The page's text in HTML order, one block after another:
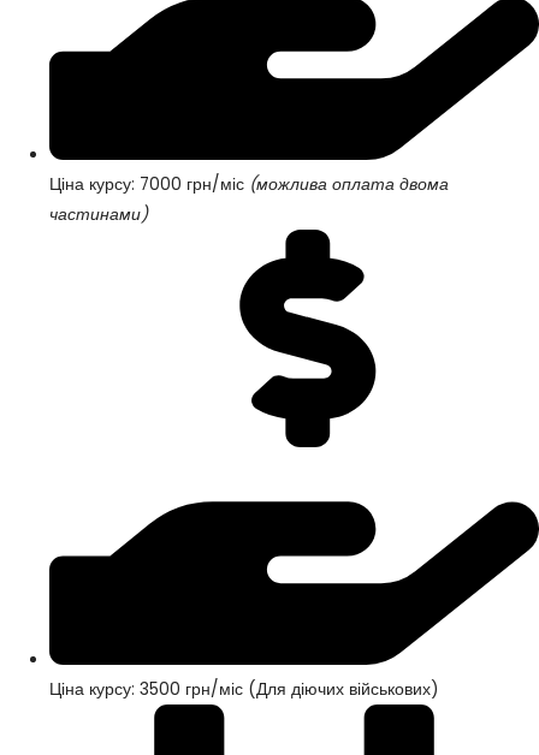
Ціна курсу: 7000 грн/міс (можлива оплата двома
частинами)
Ціна курсу: 3500 грн/міс (Для діючих військових)